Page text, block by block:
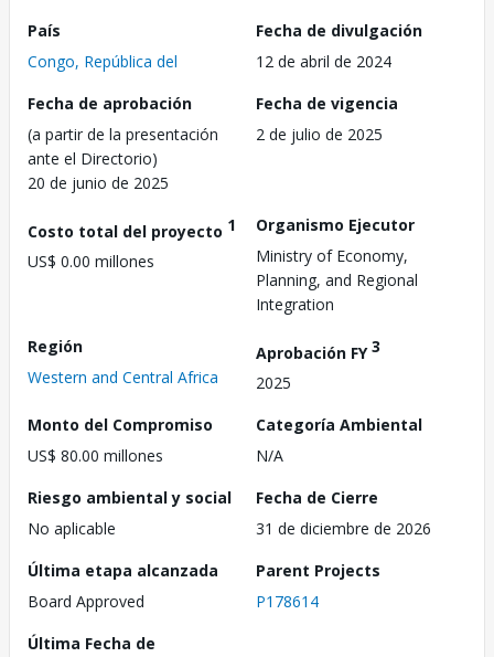
País
Congo, República del
Fecha de divulgación
12 de abril de 2024
Fecha de aprobación
(a partir de la presentación
ante el Directorio)
20 de junio de 2025
Fecha de vigencia
2 de julio de 2025
Costo total del proyecto 1
US$ 0.00 millones
Organismo Ejecutor
Ministry of Economy,
Planning, and Regional
Integration
Región
Western and Central Africa
Aprobación FY3
2025
Monto del Compromiso
US$ 80.00 millones
Categoría Ambiental
N/A
Riesgo ambiental y social
No aplicable
Fecha de Cierre
31 de diciembre de 2026
Última etapa alcanzada
Board Approved
Parent Projects
P178614
Última Fecha de